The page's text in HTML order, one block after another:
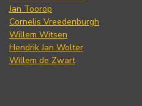
Jan Toorop
Cornelis Vreedenburgh
Willem Witsen
Hendrik Jan Wolter
Willem de Zwart